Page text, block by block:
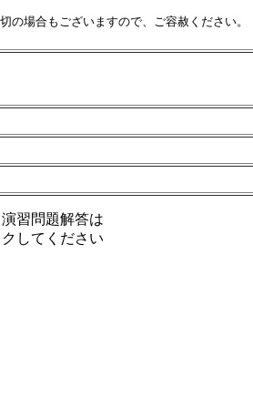
の場合もございますので、ご容赦ください。
習問題解答は
してください